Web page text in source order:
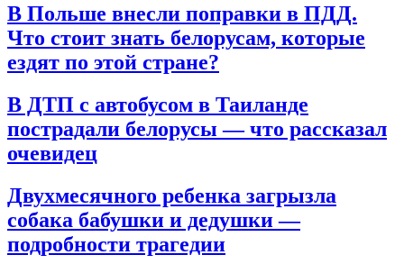
В Польше внесли поправки в ПДД.
Что стоит знать белорусам, которые
ездят по этой стране?
В ДТП с автобусом в Таиланде
пострадали белорусы — что рассказал
очевидец
Двухмесячного ребенка загрызла
собака бабушки и дедушки —
подробности трагедии